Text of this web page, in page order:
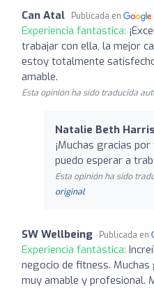
Can Atal Publicada en
Experiencia fantástica:
trabajar con ella, la mejor
estoy totalmente
amable.
Esta opinión ha sido traducida
Natalie Beth
¡Muchas gracias
puedo esperar a
Esta opinión ha sido
original
SW Wellbeing Publicada en
Experiencia fantástica:
negocio de fitness. Muchas
muy amable y profesional.